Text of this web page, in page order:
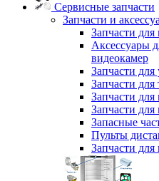
Сервисные запчасти
Запчасти и
Запчасти для
Аксессуары
видеокамер
Запчасти
Запчасти
Запчасти
Запчасти для
Запасные
Пульты
Запчасти